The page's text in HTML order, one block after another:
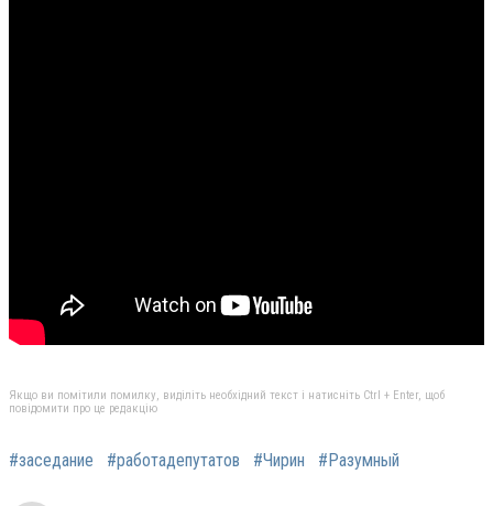
Якщо ви помітили помилку, виділіть необхідний текст і натисніть Ctrl + Enter, щоб
повідомити про це редакцію
#заседание #работадепутатов #Чирин #Разумный